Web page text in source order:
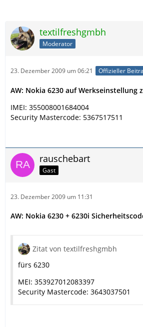
textilfreshgmbh
Moderator
23. Dezember 2009 um 06:21 Offizieller
AW: Nokia 6230 auf Werkseinstellung
IMEI: 355008001684004
Security Mastercode: 5367517511
rauschebart
Gast
23. Dezember 2009 um 11:31
AW: Nokia 6230 + 6230i
Zitat von textilfreshgmbh
fürs 6230
MEI: 353927012083397
Security Mastercode: 3643037501